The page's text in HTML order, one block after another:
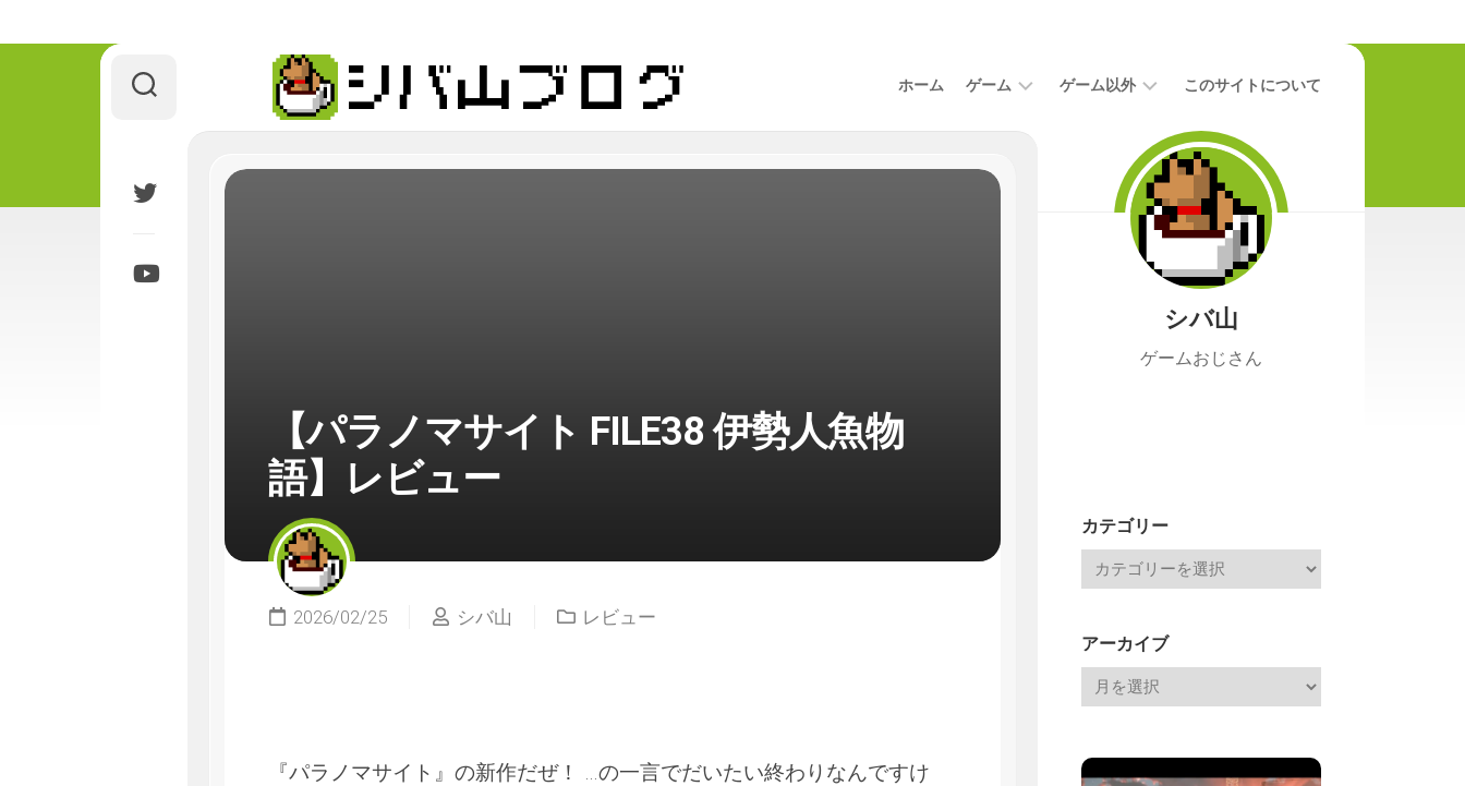
ホーム ゲーム
ビ
ゲーム以外 このサイトについて
【パラノマサイト FILE38 伊勢人魚物
語】レビュー
2026/02/25 シバ山 レビュー
『パラノマサイト』の新作だぜ！ …の一言でだいたい終わりなんですけ
シバ山
ゲームおじさん
カテゴリー
アーカイブ